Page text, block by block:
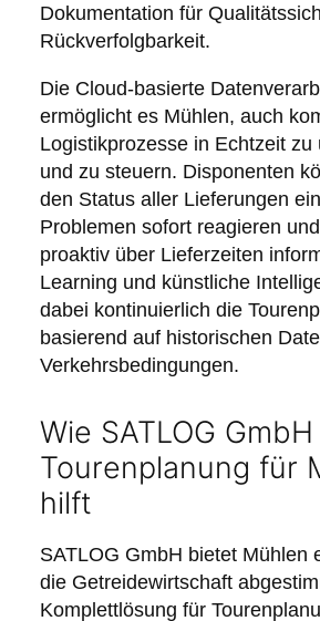
Dokumentation für
Rückverfolgbarkeit.
Die Cloud-basierte
ermöglicht es Mühlen, auch
Logistikprozesse in Echtzeit zu
und zu steuern. Disponenten
den Status aller Lieferungen
Problemen sofort reagieren
proaktiv über Lieferzeiten
Learning und künstliche
dabei kontinuierlich die
basierend auf historischen
Verkehrsbedingungen.
Wie SATLOG
Tourenplanung für
hilft
SATLOG GmbH bietet Mühlen
die Getreidewirtschaft
Komplettlösung für